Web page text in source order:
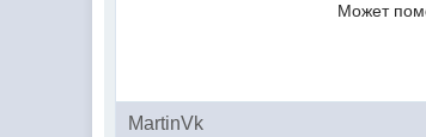
Может
MartinVk